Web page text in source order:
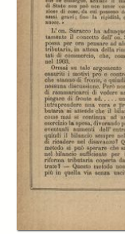
L'economista
L'economista:
commercio, banchi,
n.1385, 18 novembre
Creator:
Cesare Billi
Publisher:
Firenze. Tipografia dei
Date: